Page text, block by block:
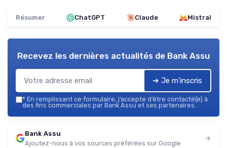
Résumer ChatGPT Claude Mistral
Recevez les dernières actualités de Bank Assu
➔ Je m'inscris
* En remplissant ce formulaire, j’accepte d’être contacté(e) à
des fins commerciales par Bank Assu et ses partenaires.
Bank Assu
Ajoutez-nous à vos sources préférées sur Google